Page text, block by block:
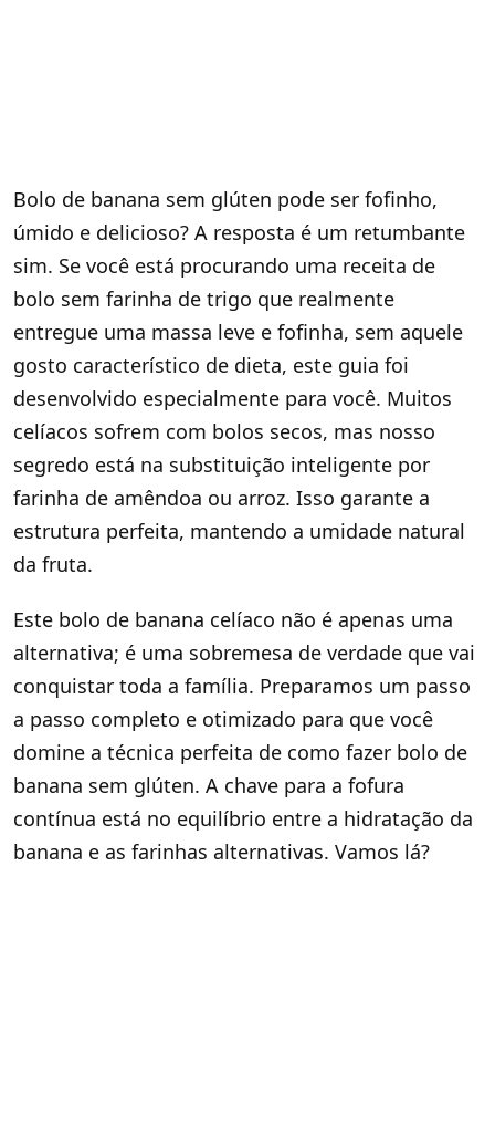
Bolo de banana sem glúten pode ser fofinho,
úmido e delicioso? A resposta é um retumbante
sim. Se você está procurando uma receita de
bolo sem farinha de trigo que realmente
entregue uma massa leve e fofinha, sem aquele
gosto característico de dieta, este guia foi
desenvolvido especialmente para você. Muitos
celíacos sofrem com bolos secos, mas nosso
segredo está na substituição inteligente por
farinha de amêndoa ou arroz. Isso garante a
estrutura perfeita, mantendo a umidade natural
da fruta.
Este bolo de banana celíaco não é apenas uma
alternativa; é uma sobremesa de verdade que vai
conquistar toda a família. Preparamos um passo
a passo completo e otimizado para que você
domine a técnica perfeita de como fazer bolo de
banana sem glúten. A chave para a fofura
contínua está no equilíbrio entre a hidratação da
banana e as farinhas alternativas. Vamos lá?